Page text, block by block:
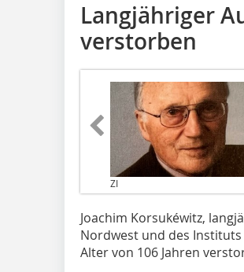
Langjähriger
verstorben
ZI
Joachim Korsukéwitz,
Nordwest und des Instituts
Alter von 106 Jahren